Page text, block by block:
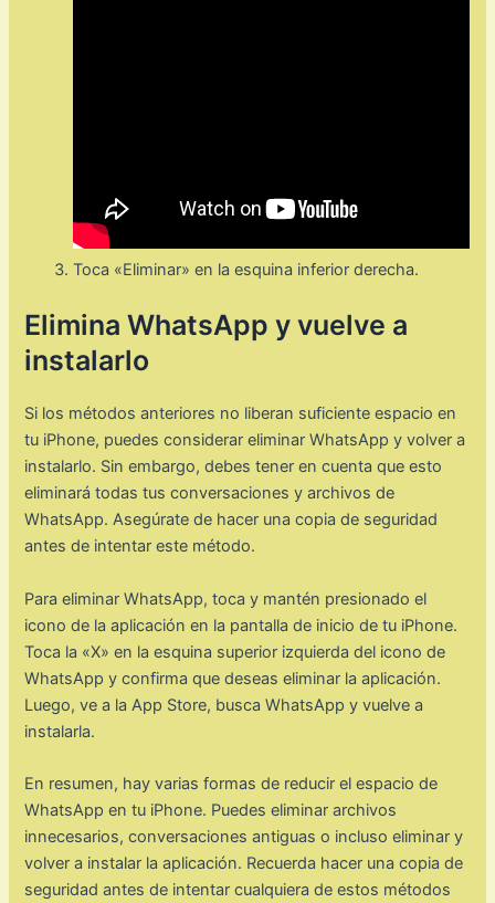
Toca «Eliminar» en la esquina inferior derecha.
Elimina WhatsApp y vuelve a
instalarlo
Si los métodos anteriores no liberan suficiente espacio en
tu iPhone, puedes considerar eliminar WhatsApp y volver a
instalarlo. Sin embargo, debes tener en cuenta que esto
eliminará todas tus conversaciones y archivos de
WhatsApp. Asegúrate de hacer una copia de seguridad
antes de intentar este método.
Para eliminar WhatsApp, toca y mantén presionado el
icono de la aplicación en la pantalla de inicio de tu iPhone.
Toca la «X» en la esquina superior izquierda del icono de
WhatsApp y confirma que deseas eliminar la aplicación.
Luego, ve a la App Store, busca WhatsApp y vuelve a
instalarla.
En resumen, hay varias formas de reducir el espacio de
WhatsApp en tu iPhone. Puedes eliminar archivos
innecesarios, conversaciones antiguas o incluso eliminar y
volver a instalar la aplicación. Recuerda hacer una copia de
seguridad antes de intentar cualquiera de estos métodos